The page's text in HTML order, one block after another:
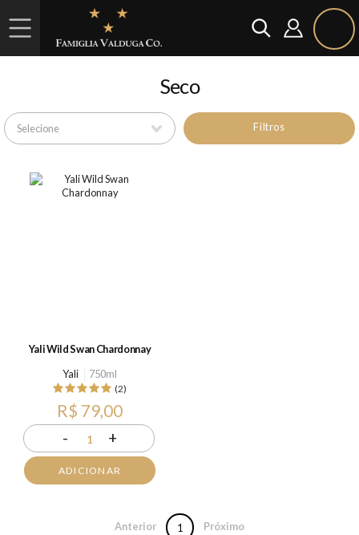
Seco
Filtros
Yali Wild Swan Chardonnay
Yali
750ml
(2)
R$ 79,00
- 1 +
ADICIONAR
Anterior 1 Próximo